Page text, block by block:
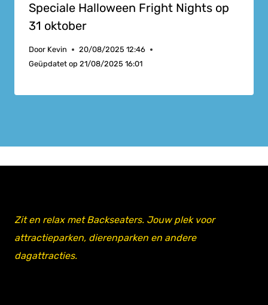
Speciale Halloween Fright Nights op
31 oktober
Door Kevin
20/08/2025 12:46
Geüpdatet op 21/08/2025 16:01
Zit en relax met Backseaters. Jouw plek voor
attractieparken, dierenparken en andere
dagattracties.